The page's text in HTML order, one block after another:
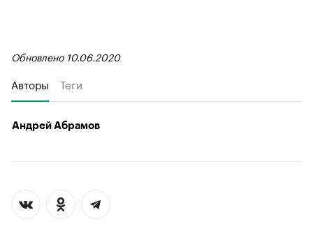
Обновлено 10.06.2020
Авторы Теги
Андрей Абрамов